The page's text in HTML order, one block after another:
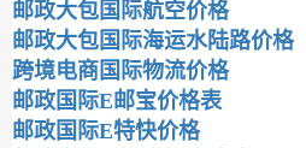
邮政大包国际航空价格
邮政大包国际海运水陆路价格
跨境电商国际物流价格
邮政国际E邮宝价格表
邮政国际E特快价格